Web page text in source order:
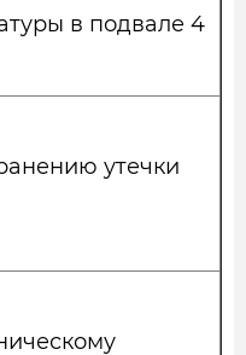
в подвале 4
утечки